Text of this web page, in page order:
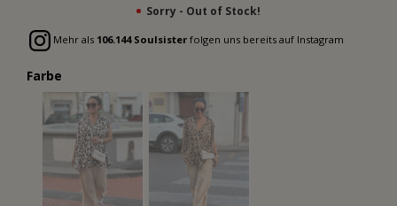
Sorry - Out of Stock!
Mehr als 106.144 Soulsisterfolgen uns bereits auf Instagram
Farbe